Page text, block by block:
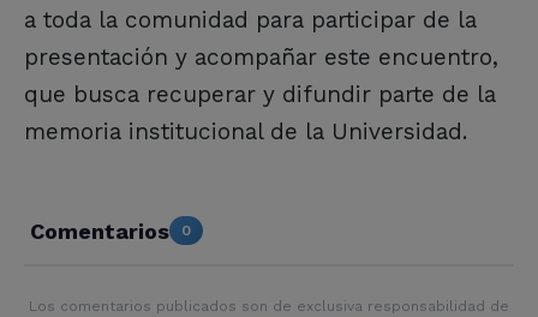
a toda la comunidad para participar de la
presentación y acompañar este encuentro,
que busca recuperar y difundir parte de la
memoria institucional de la Universidad.
Comentarios 0
Los comentarios publicados son de exclusiva responsabilidad de